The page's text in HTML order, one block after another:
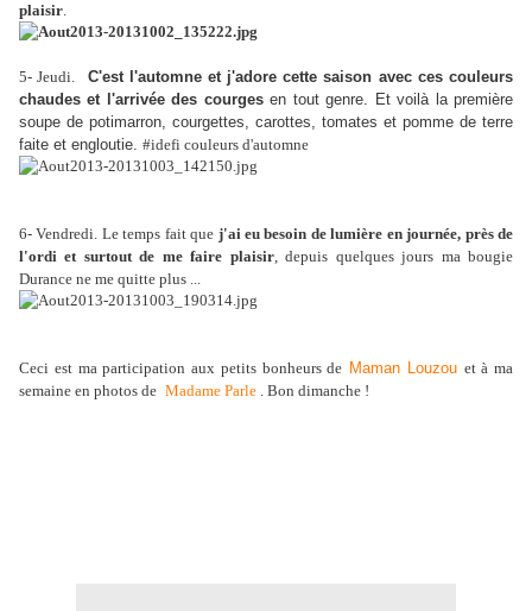
plaisir.
5- Jeudi.
C'est l'automne et j'adore cette saison avec ces couleurs
chaudes et l'arrivée des courgesen tout genre. Et voilà la première
soupe de potimarron, courgettes, carottes, tomates et pomme de terre
faite et engloutie. #idefi couleurs d'automne
6- Vendredi. Le temps fait que j'ai eu besoin de lumière en journée, près de
l'ordi et surtout de me faire plaisir, depuis quelques jours ma bougie
Durance ne me quitte plus ...
Ceci est ma participation aux petits bonheurs de Maman Louzou et à ma
semaine en photos de Madame Parle . Bon dimanche !